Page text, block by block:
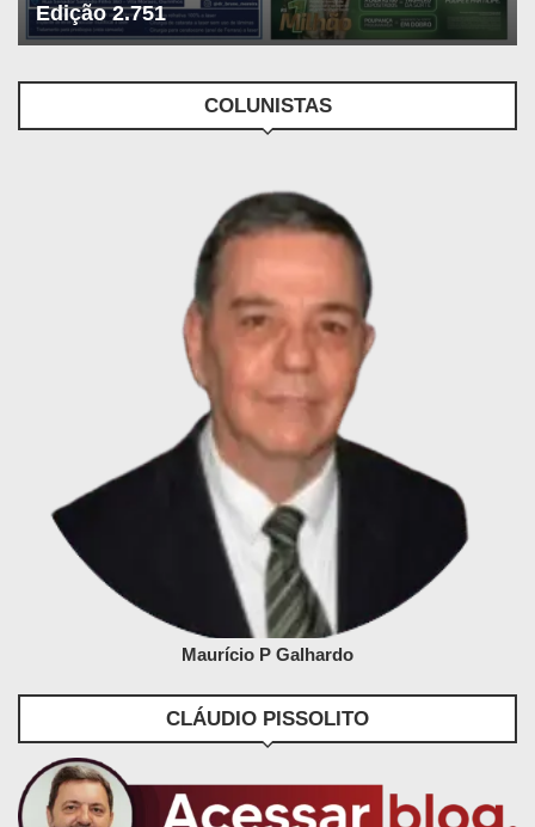
Edição 2.751
COLUNISTAS
Maurício P Galhardo
CLÁUDIO PISSOLITO